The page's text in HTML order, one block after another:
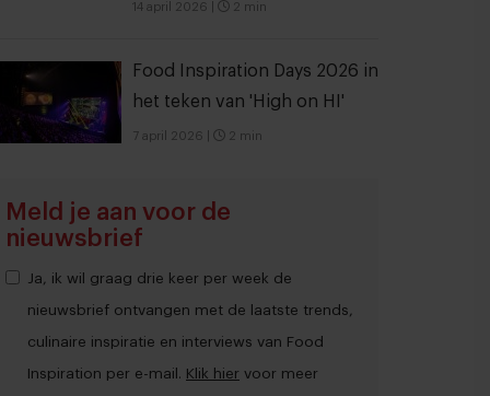
14 april 2026 2 min
Food Inspiration Days 2026 in
het teken van 'High on HI'
7 april 2026 2 min
Meld je aan voor de
nieuwsbrief
Ja, ik wil graag drie keer per week de
nieuwsbrief ontvangen met de laatste trends,
culinaire inspiratie en interviews van Food
Inspiration per e-mail. Klik hier voor meer